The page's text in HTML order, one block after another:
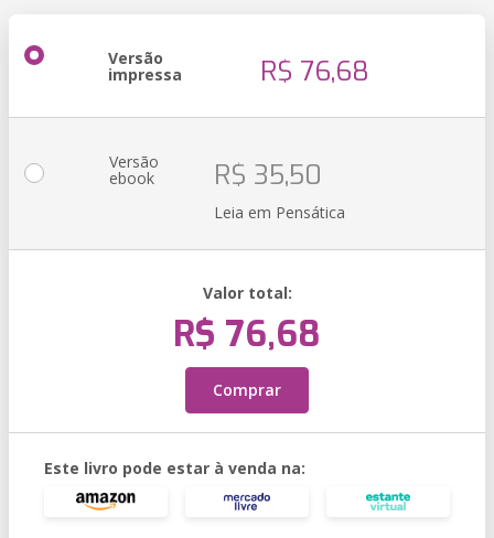
Versão
impressa R$ 76,68
Versão
ebook R$ 35,50
Leia em Pensática
Valor total:
R$ 76,68
Comprar
Este livro pode estar à venda na: